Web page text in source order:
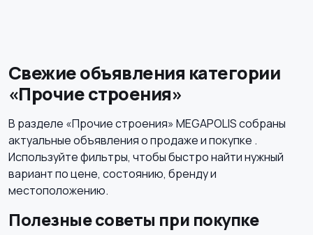
Свежие объявления категории
«Прочие строения»
В разделе «Прочие строения» MEGAPOLIS собраны
актуальные объявления о продаже и покупке .
Используйте фильтры, чтобы быстро найти нужный
вариант по цене, состоянию, бренду и
местоположению.
Полезные советы при покупке